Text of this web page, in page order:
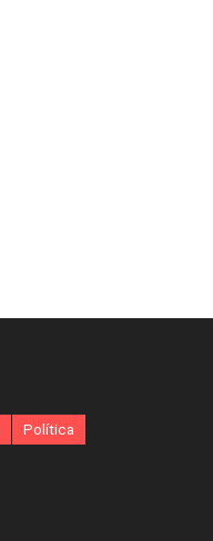
Política